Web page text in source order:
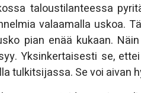
taloustilanteessa
valaamalla uskoa.
pian enää kukaan.
Yksinkertaisesti se,
tulkitsijassa. Se voi aivan